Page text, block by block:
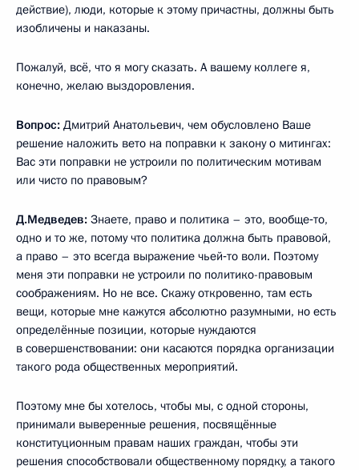
действие), люди, которые к этому причастны, должны быть
изобличены и наказаны.
Пожалуй, всё, что я могу сказать. А вашему коллеге я,
конечно, желаю выздоровления.
Вопрос: Дмитрий Анатольевич, чем обусловлено Ваше
решение наложить вето на поправки к закону о митингах:
Вас эти поправки не устроили по политическим мотивам
или чисто по правовым?
Д.Медведев: Знаете, право и политика – это, вообще‑то,
одно и то же, потому что политика должна быть правовой,
а право – это всегда выражение чьей‑то воли. Поэтому
меня эти поправки не устроили по политико-правовым
соображениям. Но не все. Скажу откровенно, там есть
вещи, которые мне кажутся абсолютно разумными, но есть
определённые позиции, которые нуждаются
в совершенствовании: они касаются порядка организации
такого рода общественных мероприятий.
Поэтому мне бы хотелось, чтобы мы, с одной стороны,
принимали выверенные решения, посвящённые
конституционным правам наших граждан, чтобы эти
решения способствовали общественному порядку, а такого